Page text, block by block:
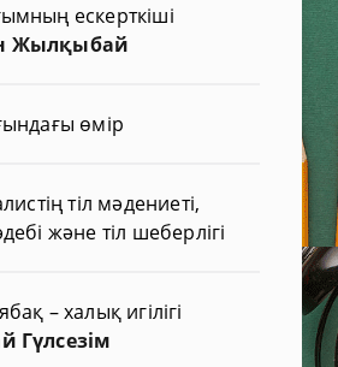
ескерткіші
Жылқыбай
өмір
тіл мәдениеті,
және тіл шеберлігі
– халық игілігі
Гүлсезім